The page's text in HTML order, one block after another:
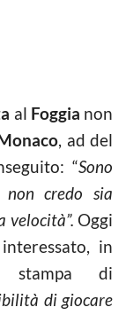
al Foggia non
, ad del
“Sono
non credo sia
velocità”. Oggi
in
stampa di
di giocare